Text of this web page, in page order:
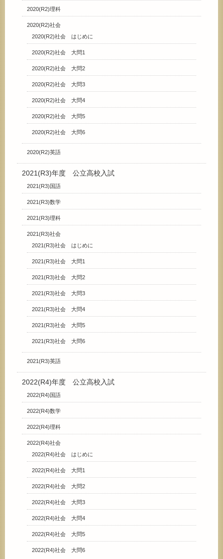
2020(R2)理科
2020(R2)社会
2020(R2)社会 はじめに
2020(R2)社会 大問1
2020(R2)社会 大問2
2020(R2)社会 大問3
2020(R2)社会 大問4
2020(R2)社会 大問5
2020(R2)社会 大問6
2020(R2)英語
2021(R3)年度 公立高校入試
2021(R3)国語
2021(R3)数学
2021(R3)理科
2021(R3)社会
2021(R3)社会 はじめに
2021(R3)社会 大問1
2021(R3)社会 大問2
2021(R3)社会 大問3
2021(R3)社会 大問4
2021(R3)社会 大問5
2021(R3)社会 大問6
2021(R3)英語
2022(R4)年度 公立高校入試
2022(R4)国語
2022(R4)数学
2022(R4)理科
2022(R4)社会
2022(R4)社会 はじめに
2022(R4)社会 大問1
2022(R4)社会 大問2
2022(R4)社会 大問3
2022(R4)社会 大問4
2022(R4)社会 大問5
2022(R4)社会 大問6